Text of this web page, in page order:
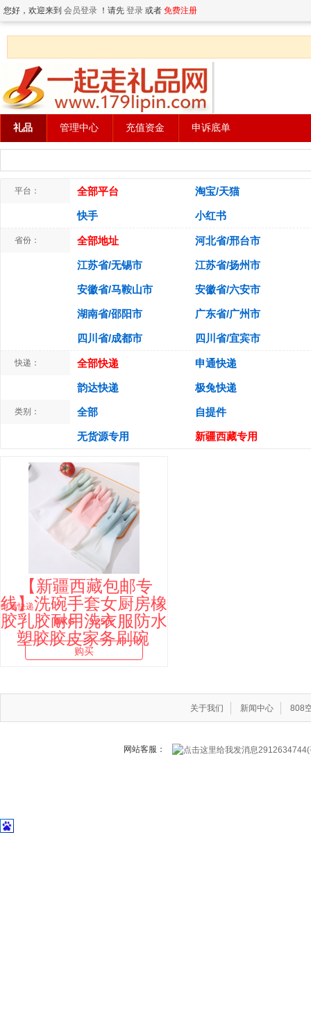
您好，欢迎来到 会员登录 ！请先 登录 或者 免费注册
礼品 管理中心 充值资金 申诉底单
平台： 全部平台 淘宝/天猫
快手 小红书
省份： 全部地址 河北省/邢台市
江苏省/无锡市 江苏省/扬州市
安徽省/马鞍山市 安徽省/六安市
湖南省/邵阳市 广东省/广州市
四川省/成都市 四川省/宜宾市
快递： 全部快递 申通快递
韵达快递 极兔快递
类别： 全部 自提件
无货源专用 新疆西藏专用
【新疆西藏包邮专
线】洗碗手套女厨房橡
胶乳胶耐用洗衣服防水
塑胶胶皮家务刷碗
中通快递
0/KG
3.25元
购买
关于我们 新闻中心 808
网站客服：